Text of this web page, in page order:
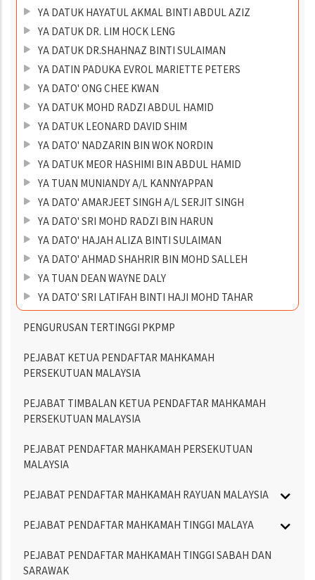
YA DATUK HAYATUL AKMAL BINTI ABDUL AZIZ
YA DATUK DR. LIM HOCK LENG
YA DATUK DR.SHAHNAZ BINTI SULAIMAN
YA DATIN PADUKA EVROL MARIETTE PETERS
YA DATO' ONG CHEE KWAN
YA DATUK MOHD RADZI ABDUL HAMID
YA DATUK LEONARD DAVID SHIM
YA DATO' NADZARIN BIN WOK NORDIN
YA DATUK MEOR HASHIMI BIN ABDUL HAMID
YA TUAN MUNIANDY A/L KANNYAPPAN
YA DATO' AMARJEET SINGH A/L SERJIT SINGH
YA DATO' SRI MOHD RADZI BIN HARUN
YA DATO' HAJAH ALIZA BINTI SULAIMAN
YA DATO' AHMAD SHAHRIR BIN MOHD SALLEH
YA TUAN DEAN WAYNE DALY
YA DATO' SRI LATIFAH BINTI HAJI MOHD TAHAR
PENGURUSAN TERTINGGI PKPMP
PEJABAT KETUA PENDAFTAR MAHKAMAH
PERSEKUTUAN MALAYSIA
PEJABAT TIMBALAN KETUA PENDAFTAR MAHKAMAH
PERSEKUTUAN MALAYSIA
PEJABAT PENDAFTAR MAHKAMAH PERSEKUTUAN
MALAYSIA
PEJABAT PENDAFTAR MAHKAMAH RAYUAN MALAYSIA
PEJABAT PENDAFTAR MAHKAMAH TINGGI MALAYA
PEJABAT PENDAFTAR MAHKAMAH TINGGI SABAH DAN
SARAWAK